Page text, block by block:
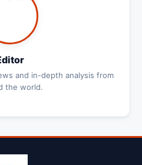
and in-depth analysis from
the world.